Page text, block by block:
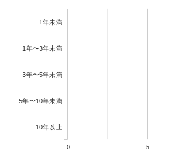
1年未満
1年〜3年未満
3年〜5年未満
5年〜10年未満
10年以上
0 5